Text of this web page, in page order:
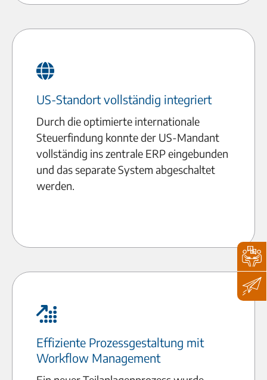
US-Standort vollständig integriert
Durch die optimierte internationale
Steuerfindung konnte der US-Mandant
vollständig ins zentrale ERP eingebunden
und das separate System abgeschaltet
werden.
Effiziente Prozessgestaltung mit
Workflow Management